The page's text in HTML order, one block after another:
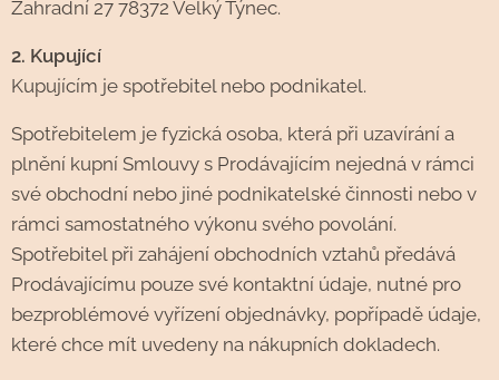
Zahradní 27 78372 Velký Týnec.
2. Kupující
Kupujícím je spotřebitel nebo podnikatel.
Spotřebitelem je fyzická osoba, která při uzavírání a
plnění kupní Smlouvy s Prodávajícím nejedná v rámci
své obchodní nebo jiné podnikatelské činnosti nebo v
rámci samostatného výkonu svého povolání.
Spotřebitel při zahájení obchodních vztahů předává
Prodávajícímu pouze své kontaktní údaje, nutné pro
bezproblémové vyřízení objednávky, popřípadě údaje,
které chce mít uvedeny na nákupních dokladech.